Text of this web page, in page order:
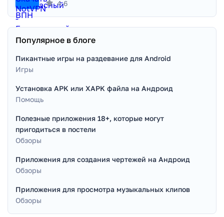
4.6
Популярное в блоге
Пикантные игры на раздевание для Android
Игры
Установка APK или XAPK файла на Андроид
Помощь
Полезные приложения 18+, которые могут
пригодиться в постели
Обзоры
Приложения для создания чертежей на Андроид
Обзоры
Приложения для просмотра музыкальных клипов
Обзоры